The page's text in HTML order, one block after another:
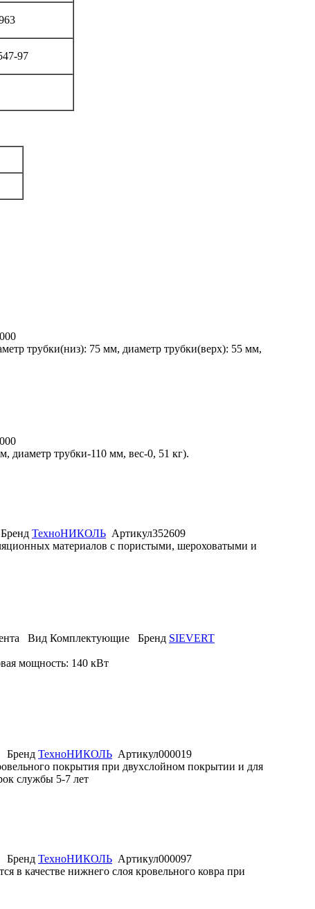
97
трубки(низ): 75 мм, диаметр трубки(верх): 55 мм,
диаметр трубки-110 мм, вес-0, 51 кг).
Бренд ТехноНИКОЛЬ Артикул352609
материалов с пористыми, шероховатыми и
Вид Комплектующие Бренд SIEVERT
мощность: 140 кВт
Бренд ТехноНИКОЛЬ Артикул000019
покрытия при двухслойном покрытии и для
службы 5-7 лет
Бренд ТехноНИКОЛЬ Артикул000097
в качестве нижнего слоя кровельного ковра при